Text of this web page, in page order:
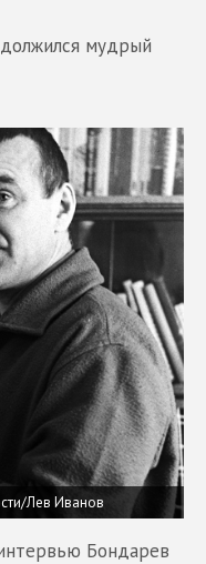
мудрый
Лев Иванов
Бондарев